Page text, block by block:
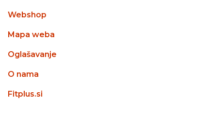
Webshop
Mapa weba
Oglašavanje
O nama
Fitplus.si